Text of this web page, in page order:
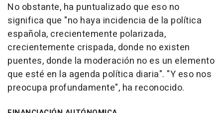
No obstante, ha puntualizado que eso no
significa que "no haya incidencia de la política
española, crecientemente polarizada,
crecientemente crispada, donde no existen
puentes, donde la moderación no es un elemento
que esté en la agenda política diaria". "Y eso nos
preocupa profundamente", ha reconocido.